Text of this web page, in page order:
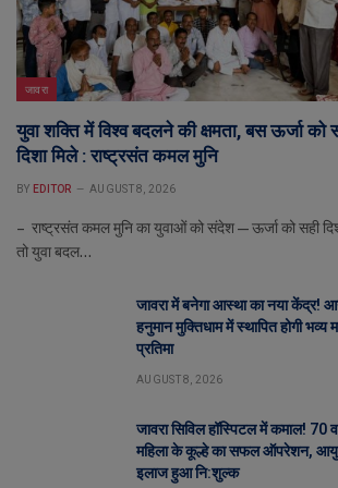
जावरा
युवा शक्ति में विश्व बदलने की क्षमता, बस ऊर्जा को
दिशा मिले : राष्ट्रसंत कमल मुनि
BY EDITOR AUGUST 8, 2026
– राष्ट्रसंत कमल मुनि का युवाओं को संदेश—ऊर्जा को सही
तो युवा बदल…
जावरा में बनेगा आस्था का नया केंद्र!
हनुमान मुक्तिधाम में स्थापित होगी भव्य
प्रतिमा
AUGUST 8, 2026
जावरा सिविल हॉस्पिटल में कमाल! 70
महिला के कूल्हे का सफल ऑपरेशन,
इलाज हुआ नि:शुल्क